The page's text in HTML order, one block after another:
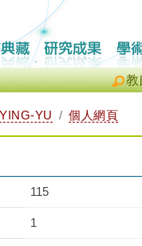
教
YU 個人網頁
115
1